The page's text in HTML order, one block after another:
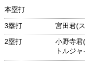
本塁打
3塁打 宮田君(
2塁打
小野寺君
トルジ